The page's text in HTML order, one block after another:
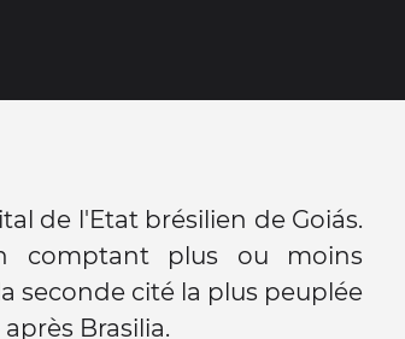
de l'Etat brésilien de Goiás.
comptant plus ou moins
seconde cité la plus peuplée
Brasilia.